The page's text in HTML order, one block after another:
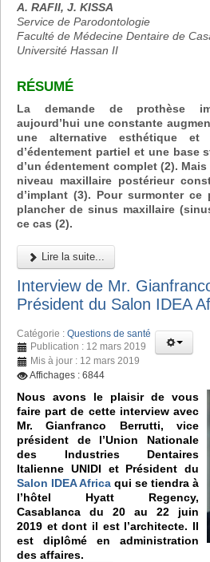
A. RAFII, J. KISSA
Service de Parodontologie
Faculté de Médecine Dentaire de
Université Hassan II
RÉSUMÉ
La demande de prothèse
aujourd’hui une constante
une alternative esthétique et
d’édentement partiel et une base
d’un édentement complet (2).
niveau maxillaire postérieur
d’implant (3). Pour surmonter ce
plancher de sinus maxillaire
ce cas (2).
Lire la suite...
Interview de Mr.
Président du Salon IDEA
Catégorie : Questions de santé
Publication : 12 mars 2019
Mis à jour : 12 mars 2019
Affichages : 6844
Nous avons le plaisir de vous
faire part de cette interview avec
Mr. Gianfranco Berrutti, vice
président de l’Union Nationale
des Industries Dentaires
Italienne UNIDI et Président du
Salon IDEA Africa qui se tiendra à
l’hôtel Hyatt Regency,
Casablanca du 20 au 22 juin
2019 et dont il est l’architecte. Il
est diplômé en administration
des affaires.